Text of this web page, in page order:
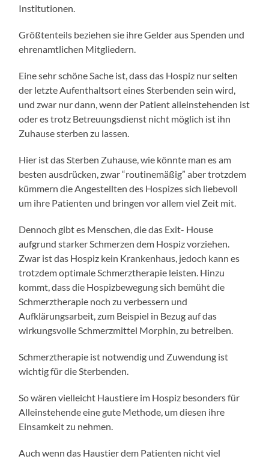
Institutionen.
Größtenteils beziehen sie ihre Gelder aus Spenden und
ehrenamtlichen Mitgliedern.
Eine sehr schöne Sache ist, dass das Hospiz nur selten
der letzte Aufenthaltsort eines Sterbenden sein wird,
und zwar nur dann, wenn der Patient alleinstehenden ist
oder es trotz Betreuungsdienst nicht möglich ist ihn
Zuhause sterben zu lassen.
Hier ist das Sterben Zuhause, wie könnte man es am
besten ausdrücken, zwar “routinemäßig” aber trotzdem
kümmern die Angestellten des Hospizes sich liebevoll
um ihre Patienten und bringen vor allem viel Zeit mit.
Dennoch gibt es Menschen, die das Exit- House
aufgrund starker Schmerzen dem Hospiz vorziehen.
Zwar ist das Hospiz kein Krankenhaus, jedoch kann es
trotzdem optimale Schmerztherapie leisten. Hinzu
kommt, dass die Hospizbewegung sich bemüht die
Schmerztherapie noch zu verbessern und
Aufklärungsarbeit, zum Beispiel in Bezug auf das
wirkungsvolle Schmerzmittel Morphin, zu betreiben.
Schmerztherapie ist notwendig und Zuwendung ist
wichtig für die Sterbenden.
So wären vielleicht Haustiere im Hospiz besonders für
Alleinstehende eine gute Methode, um diesen ihre
Einsamkeit zu nehmen.
Auch wenn das Haustier dem Patienten nicht viel